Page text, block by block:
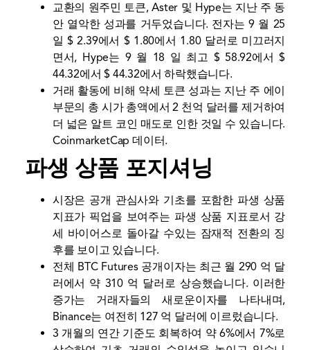
교환의 원주민 토큰, Aster 및 Hype는 지난 주 동
안 열악한 성과를 거두었습니다. 전자는 9 월 25
일 $ 2.39에서 $ 1.80에서 1.80 달러로 미끄러지
면서, Hype는 9 월 18 일 최고 $ 58.92에서 $
44.32에서 $ 44.32에서 하락했습니다.
거래 활동에 비해 약세 토큰 성과는 지난 주 에이
부문의 총 시가 총액에서 2 천억 달러를 제거하여
더 넓은 알트 코인 매도로 인한 것일 수 있습니다.
CoinmarketCap 데이터.
파생 상품 포지셔닝
시장은 공개 관심사와 기초를 포함한 파생 상품
지표가 픽업을 보여주는 파생 상품 지표로서 강
세 바이어스로 돌아갈 수있는 잠재적 전환의 징
후를 보이고 있습니다.
전체 BTC Futures 공개이자는 최근 월 290 억 달
러에서 약 310 억 달러로 상승했습니다. 이러한
증가는 거래자들의 새로운이자를 나타내며,
Binance는 여전히 127 억 달러에 이르렀습니다.
3 개월의 연간 기준도 회복하여 약 6%에서 7%로